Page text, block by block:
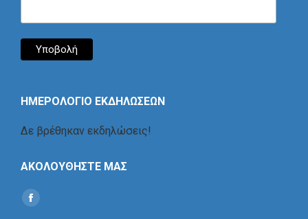
ΗΜΕΡΟΛΟΓΙΟ ΕΚΔΗΛΩΣΕΩΝ
Δε βρέθηκαν εκδηλώσεις!
ΑΚΟΛΟΥΘΗΣΤΕ ΜΑΣ
Find us on:
Social